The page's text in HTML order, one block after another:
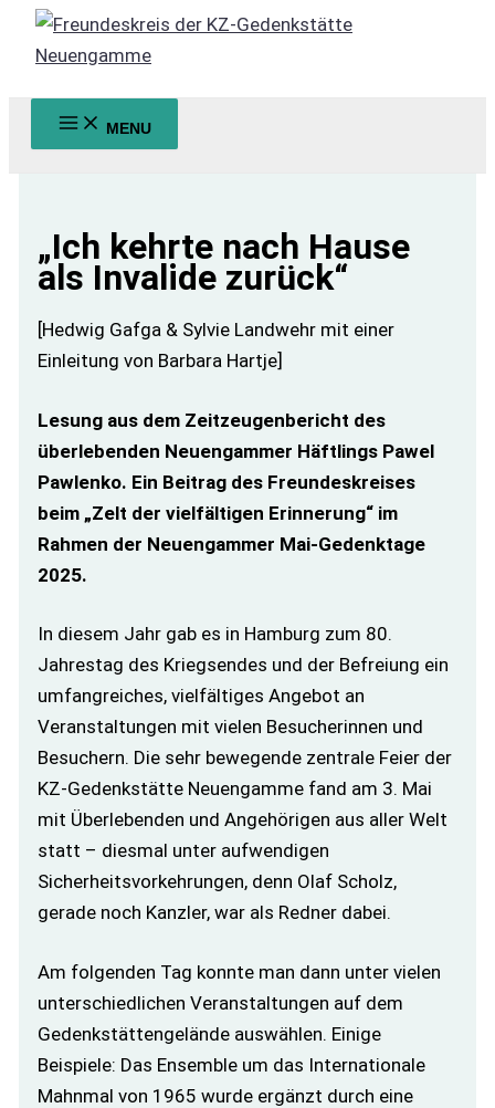
Zum
Inhalt
MENU
„Ich kehrte nach Hause
als Invalide zurück“
[Hedwig Gafga & Sylvie Landwehr mit einer
Einleitung von Barbara Hartje]
Lesung aus dem Zeitzeugenbericht des
überlebenden Neuengammer Häftlings Pawel
Pawlenko. Ein Beitrag des Freundeskreises
beim „Zelt der vielfältigen Erinnerung“ im
Rahmen der Neuengammer Mai-Gedenktage
2025.
In diesem Jahr gab es in Hamburg zum 80.
Jahrestag des Kriegsendes und der Befreiung ein
umfangreiches, vielfältiges Angebot an
Veranstaltungen mit vielen Besucherinnen und
Besuchern. Die sehr bewegende zentrale Feier der
KZ-Gedenkstätte Neuengamme fand am 3. Mai
mit Überlebenden und Angehörigen aus aller Welt
statt – diesmal unter aufwendigen
Sicherheitsvorkehrungen, denn Olaf Scholz,
gerade noch Kanzler, war als Redner dabei.
Am folgenden Tag konnte man dann unter vielen
unterschiedlichen Veranstaltungen auf dem
Gedenkstättengelände auswählen. Einige
Beispiele: Das Ensemble um das Internationale
Mahnmal von 1965 wurde ergänzt durch eine